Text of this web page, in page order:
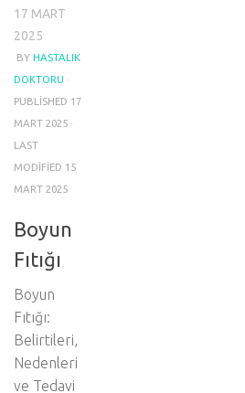
17 MART
2025
BY HASTALIK
DOKTORU ·
PUBLISHED 17
MART 2025 ·
LAST
MODIFIED 15
MART 2025
Boyun
Fıtığı
Boyun
Fıtığı:
Belirtileri,
Nedenleri
ve Tedavi